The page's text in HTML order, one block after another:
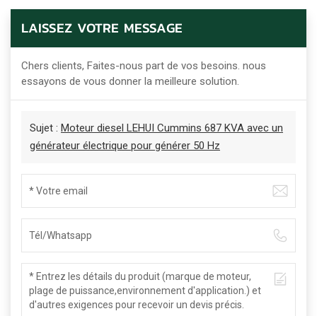
LAISSEZ VOTRE MESSAGE
Chers clients, Faites-nous part de vos besoins. nous
essayons de vous donner la meilleure solution.
Sujet : Moteur diesel LEHUI Cummins 687 KVA avec un
générateur électrique pour générer 50 Hz